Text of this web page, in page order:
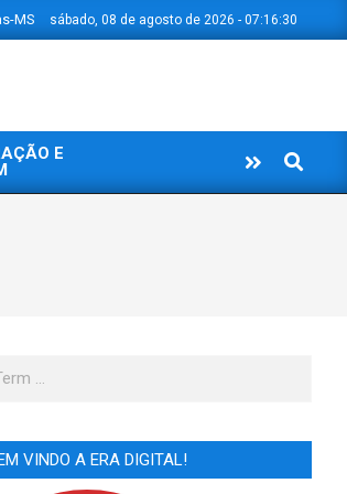
MS sábado, 08 de agosto de 2026 - 07:16:31
E
Search
VINDO A ERA DIGITAL!